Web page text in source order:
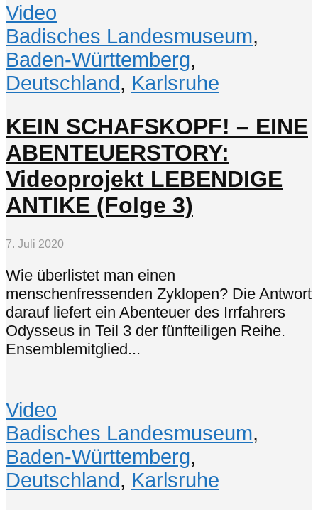
Video
Badisches Landesmuseum,
Baden-Württemberg,
Deutschland, Karlsruhe
KEIN SCHAFSKOPF! – EINE
ABENTEUERSTORY:
Videoprojekt LEBENDIGE
ANTIKE (Folge 3)
7. Juli 2020
Wie überlistet man einen
menschenfressenden Zyklopen? Die Antwort
darauf liefert ein Abenteuer des Irrfahrers
Odysseus in Teil 3 der fünfteiligen Reihe.
Ensemblemitglied...
Video
Badisches Landesmuseum,
Baden-Württemberg,
Deutschland, Karlsruhe